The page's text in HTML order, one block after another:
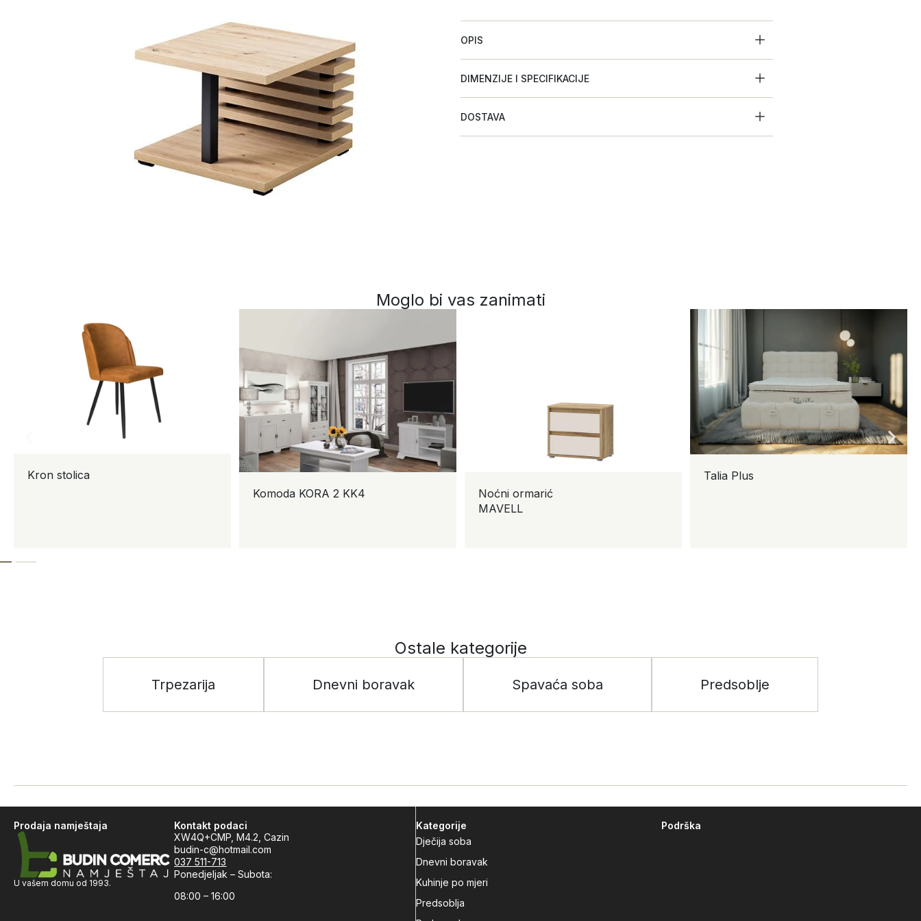
OPIS
DIMENZIJE I SPECIFIKACIJE
DOSTAVA
Moglo bi vas zanimati
Kron stolica
Komoda KORA 2 KK4
Noćni ormarić
MAVELL
Talia Plus
Ostale kategorije
Trpezarija Dnevni boravak Spavaća soba Predsoblje
Prodaja namještaja
U vašem domu od 1993.
Kontakt podaci
XW4Q+CMP, M4.2, Cazin
budin-c@hotmail.com
037 511-713
Ponedjeljak – Subota:
08:00 – 16:00
Kategorije
Dječija soba
Dnevni boravak
Kuhinje po mjeri
Predsoblja
Podrška